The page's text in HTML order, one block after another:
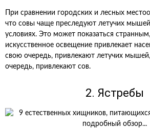
При сравнении городских и лесных
что совы чаще преследуют летучих
условиях. Это может показаться
искусственное освещение привлекает
свою очередь, привлекают летучих
очередь, привлекают сов.
2. Ястребы